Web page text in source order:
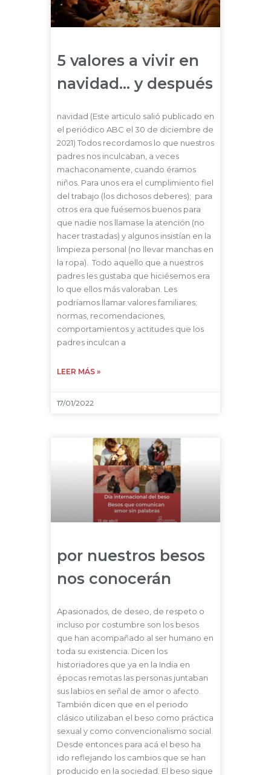
5 valores a vivir en
navidad… y después
navidad (Este articulo salió publicado en
el periódico ABC el 30 de diciembre de
2021) Todos recordamos lo que nuestros
padres nos inculcaban, a veces
machaconamente, cuando éramos
niños. Para unos era el cumplimiento fiel
del trabajo (los dichosos deberes); para
otros era que fuésemos buenos para
que nadie nos llamase la atención (no
hacer trastadas) y algunos insistían en la
limpieza personal (no llevar manchas en
la ropa). Todo aquello que a nuestros
padres les gustaba que hiciésemos era
lo que ellos más valoraban. Les
podríamos llamar valores familiares;
normas, recomendaciones,
comportamientos y actitudes que los
padres inculcan a
LEER MÁS »
17/01/2022
por nuestros besos
nos conocerán
Apasionados, de deseo, de respeto o
incluso por costumbre son los besos
que han acompañado al ser humano en
toda su existencia. Dicen los
historiadores que ya en la India en
épocas remotas las personas juntaban
sus labios en señal de amor o afecto.
También dicen que en el periodo
clásico utilizaban el beso como práctica
sexual y como convencionalismo social.
Desde entonces para acá el beso ha
ido reflejando los cambios que se han
producido en la sociedad. El beso sigue